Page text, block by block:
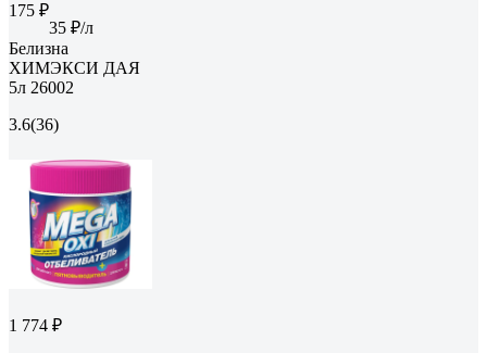
175 ₽
35 ₽/л
Белизна
ХИМЭКСИ ДАЯ
5л 26002
3.6(36)
1 774 ₽